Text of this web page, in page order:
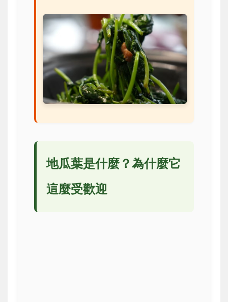
地瓜葉是什麼？為什麼它
這麼受歡迎